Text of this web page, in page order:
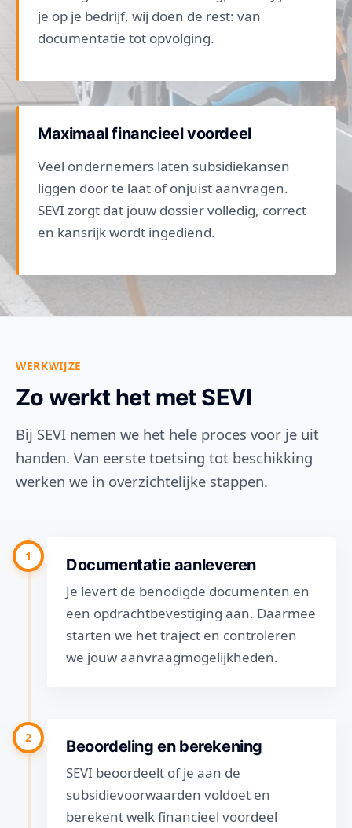
je op je bedrijf, wij doen de rest: van
documentatie tot opvolging.
Maximaal financieel voordeel
Veel ondernemers laten subsidiekansen
liggen door te laat of onjuist aanvragen.
SEVI zorgt dat jouw dossier volledig, correct
en kansrijk wordt ingediend.
WERKWIJZE
Zo werkt het met SEVI
Bij SEVI nemen we het hele proces voor je uit
handen. Van eerste toetsing tot beschikking
werken we in overzichtelijke stappen.
1 Documentatie aanleveren
Je levert de benodigde documenten en
een opdrachtbevestiging aan. Daarmee
starten we het traject en controleren
we jouw aanvraagmogelijkheden.
2 Beoordeling en berekening
SEVI beoordeelt of je aan de
subsidievoorwaarden voldoet en
berekent welk financieel voordeel